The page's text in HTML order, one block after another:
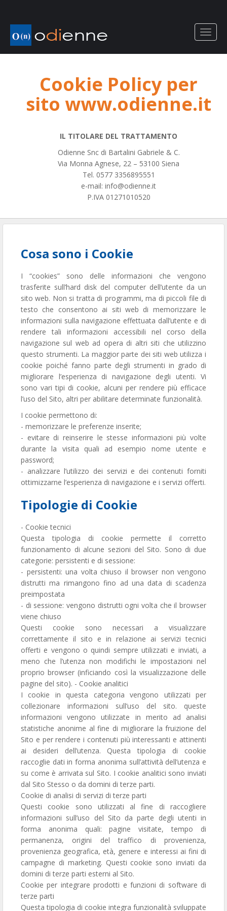
Cookie Policy per
sito www.odienne.it
IL TITOLARE DEL TRATTAMENTO
Odienne Snc di Bartalini Gabriele & C.
Via Monna Agnese, 22 – 53100 Siena
Tel. 0577 3356895551
e-mail: info@odienne.it
P.IVA 01271010520
Cosa sono i Cookie
I “cookies” sono delle informazioni che vengono
trasferite sull’hard disk del computer dell’utente da un
sito web. Non si tratta di programmi, ma di piccoli file di
testo che consentono ai siti web di memorizzare le
informazioni sulla navigazione effettuata dall’utente e di
rendere tali informazioni accessibili nel corso della
navigazione sul web ad opera di altri siti che utilizzino
questo strumenti. La maggior parte dei siti web utilizza i
cookie poiché fanno parte degli strumenti in grado di
migliorare l’esperienza di navigazione degli utenti. Vi
sono vari tipi di cookie, alcuni per rendere più efficace
l’uso del Sito, altri per abilitare determinate funzionalità.
I cookie permettono di:
- memorizzare le preferenze inserite;
- evitare di reinserire le stesse informazioni più volte
durante la visita quali ad esempio nome utente e
password;
- analizzare l’utilizzo dei servizi e dei contenuti forniti
ottimizzarne l’esperienza di navigazione e i servizi offerti.
Tipologie di Cookie
- Cookie tecnici
Questa tipologia di cookie permette il corretto
funzionamento di alcune sezioni del Sito. Sono di due
categorie: persistenti e di sessione:
- persistenti: una volta chiuso il browser non vengono
distrutti ma rimangono fino ad una data di scadenza
preimpostata
- di sessione: vengono distrutti ogni volta che il browser
viene chiuso
Questi cookie sono necessari a visualizzare
correttamente il sito e in relazione ai servizi tecnici
offerti e vengono o quindi sempre utilizzati e inviati, a
meno che l’utenza non modifichi le impostazioni nel
proprio browser (inficiando così la visualizzazione delle
pagine del sito). - Cookie analitici
I cookie in questa categoria vengono utilizzati per
collezionare informazioni sull’uso del sito. queste
informazioni vengono utilizzate in merito ad analisi
statistiche anonime al fine di migliorare la fruizione del
Sito e per rendere i contenuti più interessanti e attinenti
ai desideri dell’utenza. Questa tipologia di cookie
raccoglie dati in forma anonima sull’attività dell’utenza e
su come è arrivata sul Sito. I cookie analitici sono inviati
dal Sito Stesso o da domini di terze parti.
Cookie di analisi di servizi di terze parti
Questi cookie sono utilizzati al fine di raccogliere
informazioni sull’uso del Sito da parte degli utenti in
forma anonima quali: pagine visitate, tempo di
permanenza, origini del traffico di provenienza,
provenienza geografica, età, genere e interessi ai fini di
campagne di marketing. Questi cookie sono inviati da
domini di terze parti esterni al Sito.
Cookie per integrare prodotti e funzioni di software di
terze parti
Questa tipologia di cookie integra funzionalità sviluppate